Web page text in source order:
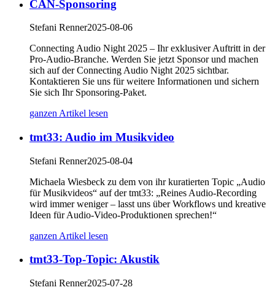
CAN-Sponsoring
Stefani Renner2025-08-06
Connecting Audio Night 2025 – Ihr exklusiver Auftritt in der
Pro-Audio-Branche. Werden Sie jetzt Sponsor und machen
sich auf der Connecting Audio Night 2025 sichtbar.
Kontaktieren Sie uns für weitere Informationen und sichern
Sie sich Ihr Sponsoring-Paket.
ganzen Artikel lesen
tmt33: Audio im Musikvideo
Stefani Renner2025-08-04
Michaela Wiesbeck zu dem von ihr kuratierten Topic „Audio
für Musikvideos“ auf der tmt33: „Reines Audio-Recording
wird immer weniger – lasst uns über Workflows und kreative
Ideen für Audio-Video-Produktionen sprechen!“
ganzen Artikel lesen
tmt33-Top-Topic: Akustik
Stefani Renner2025-07-28